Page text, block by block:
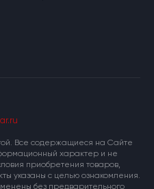
Все содержащиеся на Сайте
характер и не
приобретения товаров,
указаны с целью ознакомления.
без предварительного